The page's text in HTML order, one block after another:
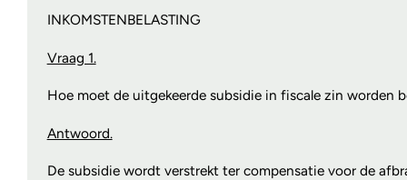
INKOMSTENBELASTING
Vraag 1.
Hoe moet de uitgekeerde subsidie in fiscale zin worden
Antwoord.
De subsidie wordt verstrekt ter compensatie voor de